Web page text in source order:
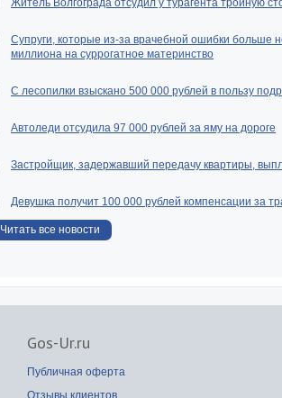
Житель Волгограда отсудил у турагента тройную
Супруги, которые из-за врачебной ошибки больше
миллиона на суррогатное материнство
С лесопилки взыскано 500 000 рублей в пользу
Автоледи отсудила 97 000 рублей за яму на дороге
Застройщик, задержавший передачу квартиры,
Девушка получит 100 000 рублей компенсации за
Читать все новости
Gos-Ur.ru
Публичная оферта
Отзывы клиентов